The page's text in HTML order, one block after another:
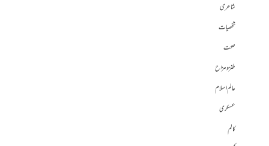
شاعری
شخصیات
صحت
طنز و مزاح
عالم اسلام
عسکری
کالم